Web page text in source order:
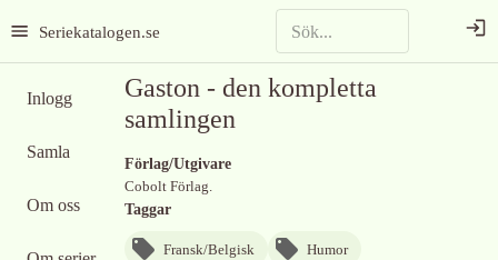
Seriekatalogen.se
Inlogg
Samla
Om oss
Gaston - den kompletta
samlingen
Förlag/Utgivare
Cobolt Förlag.
Taggar
Fransk/Belgisk Humor